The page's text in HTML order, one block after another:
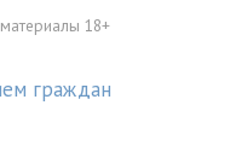
18+
граждан